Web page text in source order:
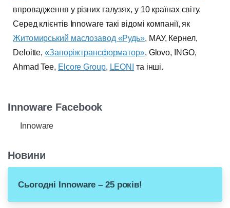
впровадження у різних галузях, у 10 країнах світу.
Серед клієнтів Innoware такі відомі компанії, як
Житомирський маслозавод «Рудь», МАУ, Кернел,
Deloitte,«Запоріжтрансформатор», Glovo, INGO,
Ahmad Tee, Elcore Group, LEONI та інші.
Innoware Facebook
Innoware
Новини
Сьогодні Innoware – 25 років!